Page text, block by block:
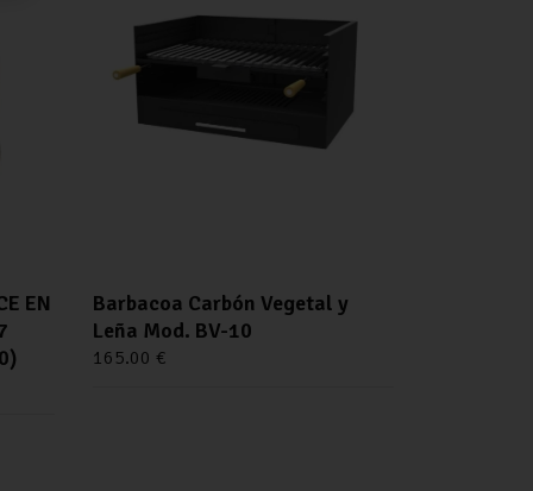
EN
Barbacoa Carbón Vegetal y
Leña Mod. BV-10
165.00 €